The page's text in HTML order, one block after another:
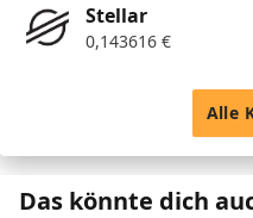
Stellar
0,143616 €
Alle
Das könnte dich